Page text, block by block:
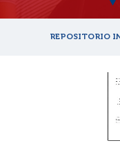
REPOSITORIO